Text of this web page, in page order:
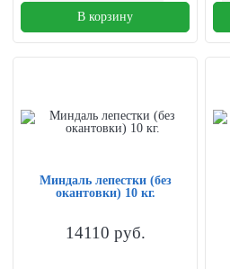
В корзину
Миндаль лепестки (без
окантовки) 10 кг.
14110 руб.